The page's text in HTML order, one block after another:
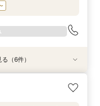
式】パパママ・マタニ
格神前式×絶景披露宴×
温まる挙式体験×美食お
マホでOK◎オンライン
中国料理試食×点心
イツリーを一望する和モ
（6件）